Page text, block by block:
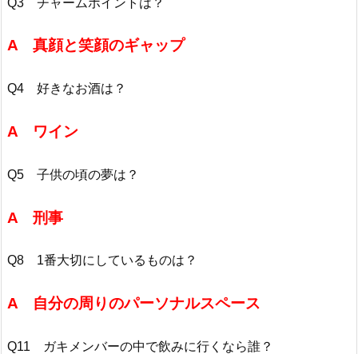
A 真顔と笑顔のギャップ
Q4 好きなお酒は？
A ワイン
Q5 子供の頃の夢は？
A 刑事
Q8 1番大切にしているものは？
A 自分の周りのパーソナルスペース
Q11 ガキメンバーの中で飲みに行くなら誰？